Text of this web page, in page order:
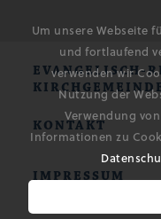
Um unsere Webseite
und fortlaufend
verwenden wir
Nutzung der
Verwendung
Informationen zu
EVANGELISCH-
KONTAKT
IMPRESSUM